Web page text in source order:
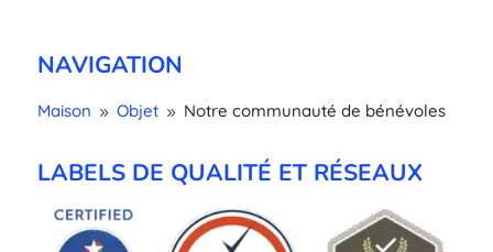
NAVIGATION
Maison 9 Objet 9 Notre communauté de bénévoles
LABELS DE QUALITÉ ET RÉSEAUX